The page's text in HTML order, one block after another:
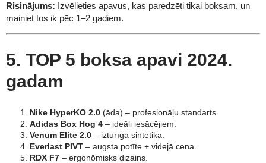
Risinājums: Izvēlieties apavus, kas paredzēti tikai boksam, un
mainiet tos ik pēc 1–2 gadiem.
5. TOP 5 boksa apavi 2024.
gadam
Nike HyperKO 2.0 (āda) – profesionāļu standarts.
Adidas Box Hog 4 – ideāli iesācējiem.
Venum Elite 2.0 – izturīga sintētika.
Everlast PIVT – augsta potīte + videjā cena.
RDX F7 – ergonōmisks dizains.